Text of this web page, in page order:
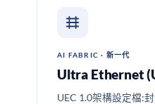
AI FABRIC · 新一代
Ultra Ethernet
UEC 1.0架構設定檔: